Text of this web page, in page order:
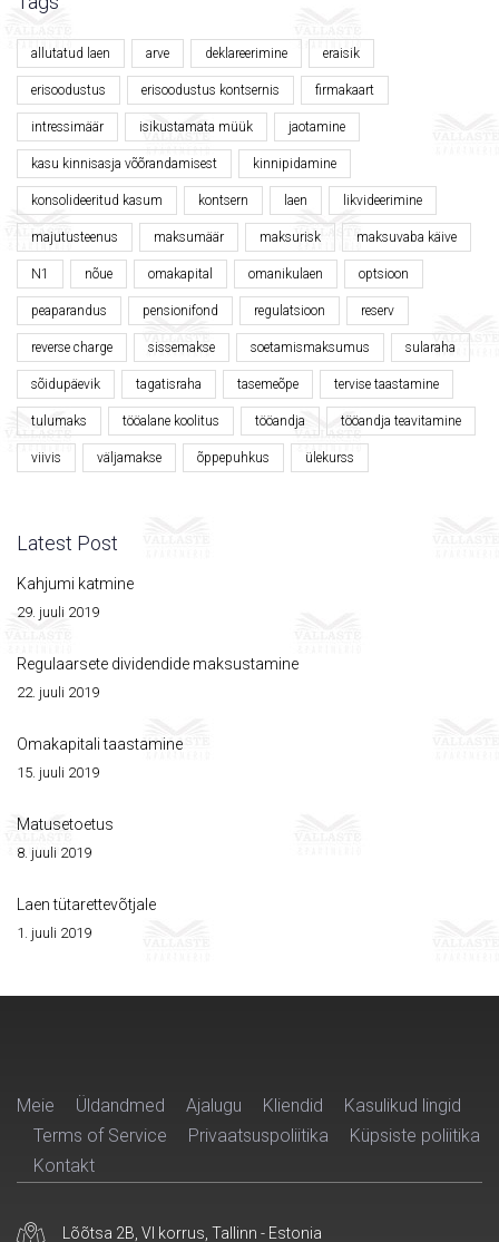
allutatud laen arve deklareerimine eraisik
erisoodustus erisoodustus kontsernis firmakaart
intressimäär isikustamata müük jaotamine
kasu kinnisasja võõrandamisest kinnipidamine
konsolideeritud kasum kontsern laen likvideerimine
majutusteenus maksumäär maksurisk maksuvaba käive
N1 nõue omakapital omanikulaen optsioon
peaparandus pensionifond regulatsioon reserv
reverse charge sissemakse soetamismaksumus sularaha
sõidupäevik tagatisraha tasemeõpe tervise taastamine
tulumaks tööalane koolitus tööandja tööandja teavitamine
viivis väljamakse õppepuhkus ülekurss
Latest Post
Kahjumi katmine
29. juuli 2019
Regulaarsete dividendide maksustamine
22. juuli 2019
Omakapitali taastamine
15. juuli 2019
Matusetoetus
8. juuli 2019
Laen tütarettevõtjale
1. juuli 2019
Meie Üldandmed Ajalugu Kliendid
Kasulikud lingid
Terms of Service
Privaatsuspoliitika
Küpsiste poliitika
Kontakt
Lõõtsa 2B, VI korrus, Tallinn - Estonia